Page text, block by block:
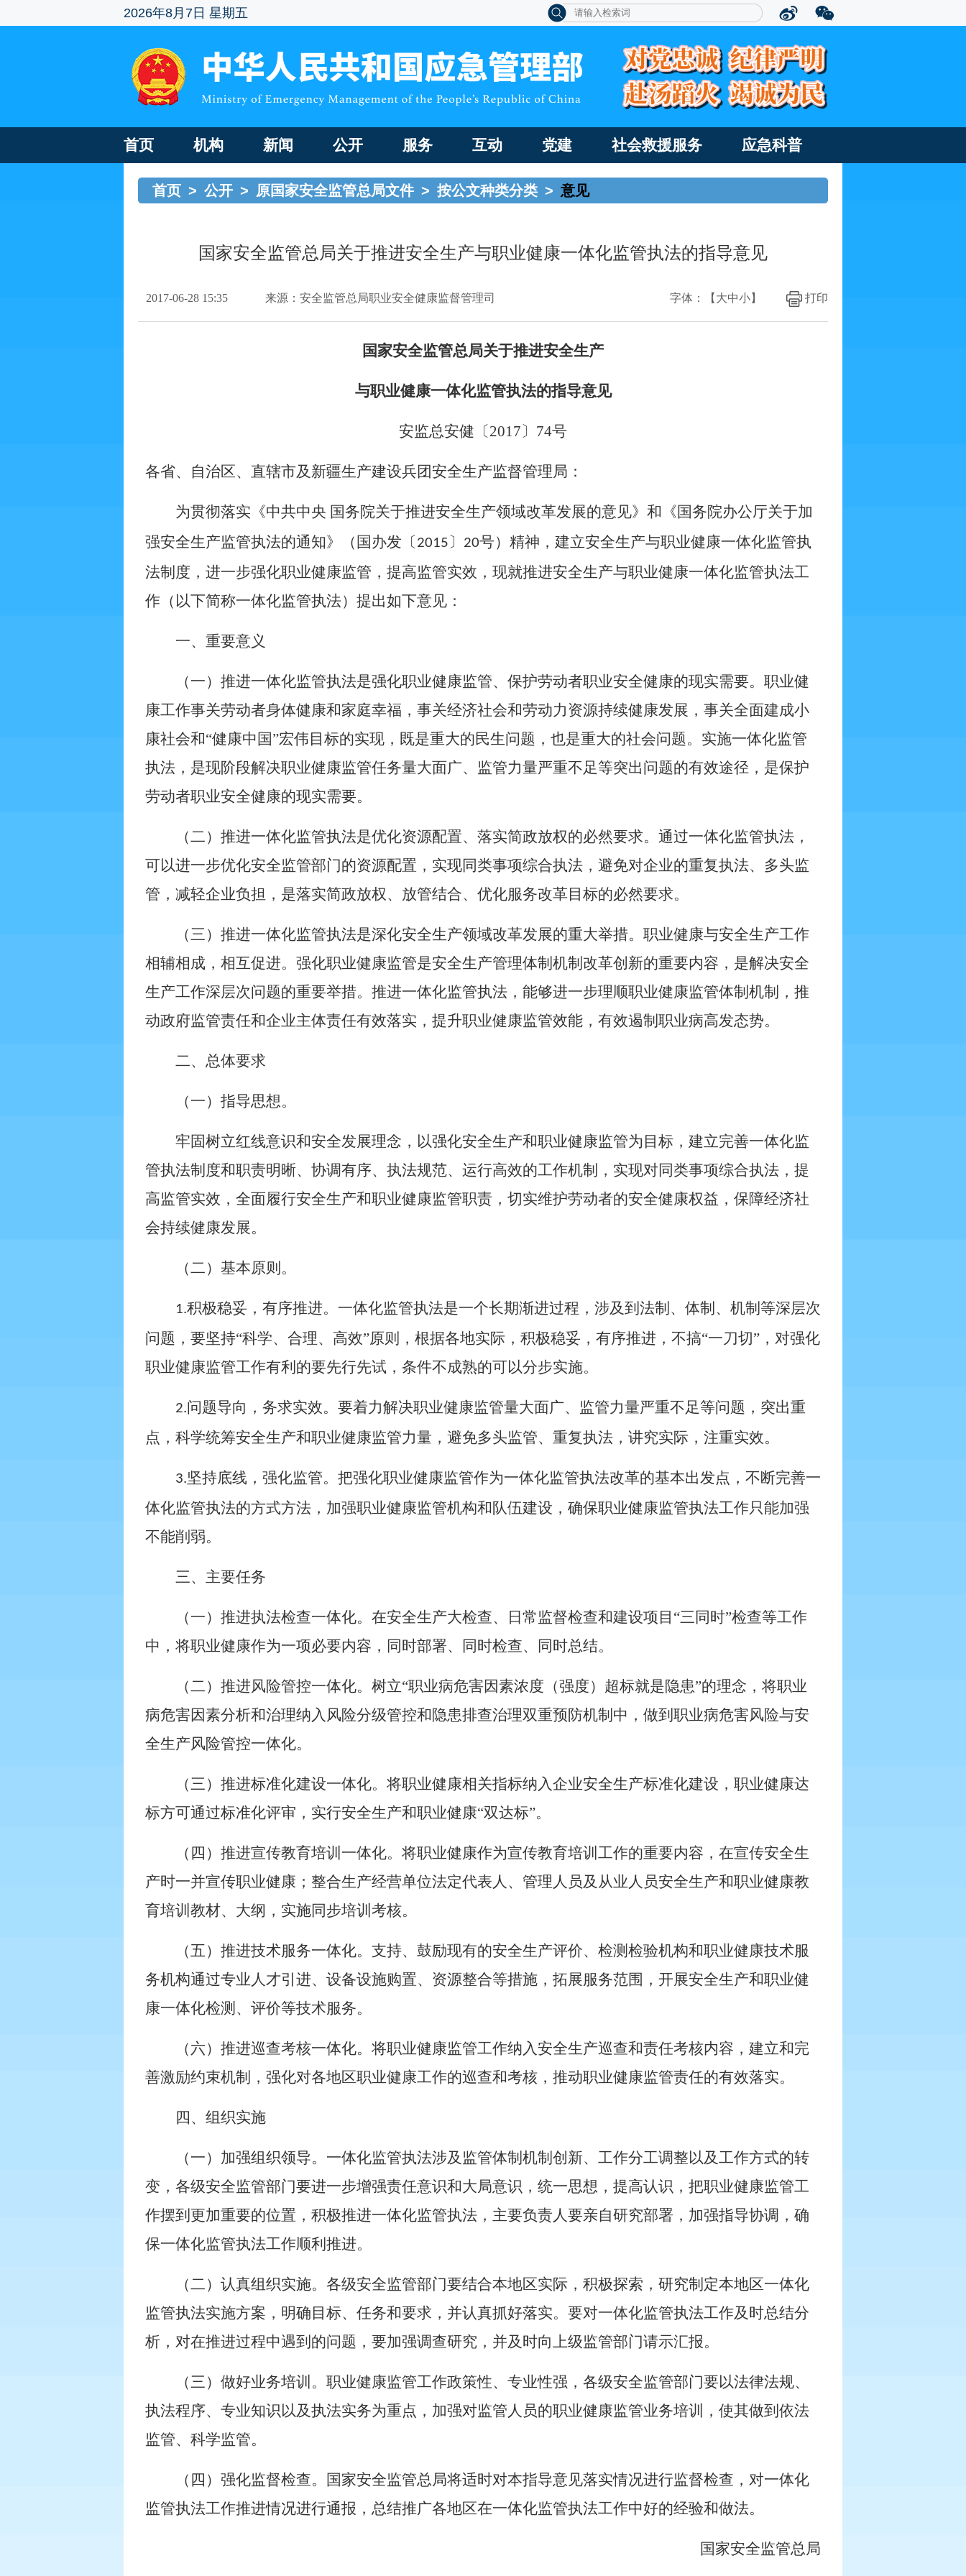
2026年8月7日 星期五
首页 机构 新闻 公开 服务 互动 党建 社会救援服务 应急科普
首页 > 公开 > 原国家安全监管总局文件 > 按公文种类分类 > 意见
国家安全监管总局关于推进安全生产与职业健康一体化监管执法的指导意见
2017-06-28 15:35 来源：安全监管总局职业安全健康监督管理司 打印
字体：【 大中小】
国家安全监管总局关于推进安全生产
与职业健康一体化监管执法的指导意见
安监总安健〔2017〕 74号
各省、自治区、直辖市及新疆生产建设兵团安全生产监督管理局：
为贯彻落实《中共中央 国务院关于推进安全生产领域改革发展的意见》和《国务院办公厅关于加
强安全生产监管执法的通知》（国办发〔2015〕 20号）精神，建立安全生产与职业健康一体化监管执
法制度，进一步强化职业健康监管，提高监管实效，现就推进安全生产与职业健康一体化监管执法工
作（以下简称一体化监管执法）提出如下意见：
一、重要意义
（一）推进一体化监管执法是强化职业健康监管、保护劳动者职业安全健康的现实需要。职业健
康工作事关劳动者身体健康和家庭幸福，事关经济社会和劳动力资源持续健康发展，事关全面建成小
康社会和“健康中国”宏伟目标的实现，既是重大的民生问题，也是重大的社会问题。实施一体化监管
执法，是现阶段解决职业健康监管任务量大面广、监管力量严重不足等突出问题的有效途径，是保护
劳动者职业安全健康的现实需要。
（二）推进一体化监管执法是优化资源配置、落实简政放权的必然要求。通过一体化监管执法，
可以进一步优化安全监管部门的资源配置，实现同类事项综合执法，避免对企业的重复执法、多头监
管，减轻企业负担，是落实简政放权、放管结合、优化服务改革目标的必然要求。
（三）推进一体化监管执法是深化安全生产领域改革发展的重大举措。职业健康与安全生产工作
相辅相成，相互促进。强化职业健康监管是安全生产管理体制机制改革创新的重要内容，是解决安全
生产工作深层次问题的重要举措。推进一体化监管执法，能够进一步理顺职业健康监管体制机制，推
动政府监管责任和企业主体责任有效落实，提升职业健康监管效能，有效遏制职业病高发态势。
二、总体要求
（一）指导思想。
牢固树立红线意识和安全发展理念，以强化安全生产和职业健康监管为目标，建立完善一体化监
管执法制度和职责明晰、协调有序、执法规范、运行高效的工作机制，实现对同类事项综合执法，提
高监管实效，全面履行安全生产和职业健康监管职责，切实维护劳动者的安全健康权益，保障经济社
会持续健康发展。
（二）基本原则。
1.积极稳妥，有序推进。一体化监管执法是一个长期渐进过程，涉及到法制、体制、机制等深层次
问题，要坚持“科学、合理、高效”原则，根据各地实际，积极稳妥，有序推进，不搞“一刀切”，对强化
职业健康监管工作有利的要先行先试，条件不成熟的可以分步实施。
2.问题导向，务求实效。要着力解决职业健康监管量大面广、监管力量严重不足等问题，突出重
点，科学统筹安全生产和职业健康监管力量，避免多头监管、重复执法，讲究实际，注重实效。
3.坚持底线，强化监管。把强化职业健康监管作为一体化监管执法改革的基本出发点，不断完善一
体化监管执法的方式方法，加强职业健康监管机构和队伍建设，确保职业健康监管执法工作只能加强
不能削弱。
三、主要任务
（一）推进执法检查一体化。在安全生产大检查、日常监督检查和建设项目“三同时”检查等工作
中，将职业健康作为一项必要内容，同时部署、同时检查、同时总结。
（二）推进风险管控一体化。树立“职业病危害因素浓度（强度）超标就是隐患”的理念，将职业
病危害因素分析和治理纳入风险分级管控和隐患排查治理双重预防机制中，做到职业病危害风险与安
全生产风险管控一体化。
（三）推进标准化建设一体化。将职业健康相关指标纳入企业安全生产标准化建设，职业健康达
标方可通过标准化评审，实行安全生产和职业健康“双达标”。
（四）推进宣传教育培训一体化。将职业健康作为宣传教育培训工作的重要内容，在宣传安全生
产时一并宣传职业健康；整合生产经营单位法定代表人、管理人员及从业人员安全生产和职业健康教
育培训教材、大纲，实施同步培训考核。
（五）推进技术服务一体化。支持、鼓励现有的安全生产评价、检测检验机构和职业健康技术服
务机构通过专业人才引进、设备设施购置、资源整合等措施，拓展服务范围，开展安全生产和职业健
康一体化检测、评价等技术服务。
（六）推进巡查考核一体化。将职业健康监管工作纳入安全生产巡查和责任考核内容，建立和完
善激励约束机制，强化对各地区职业健康工作的巡查和考核，推动职业健康监管责任的有效落实。
四、组织实施
（一）加强组织领导。一体化监管执法涉及监管体制机制创新、工作分工调整以及工作方式的转
变，各级安全监管部门要进一步增强责任意识和大局意识，统一思想，提高认识，把职业健康监管工
作摆到更加重要的位置，积极推进一体化监管执法，主要负责人要亲自研究部署，加强指导协调，确
保一体化监管执法工作顺利推进。
（二）认真组织实施。各级安全监管部门要结合本地区实际，积极探索，研究制定本地区一体化
监管执法实施方案，明确目标、任务和要求，并认真抓好落实。要对一体化监管执法工作及时总结分
析，对在推进过程中遇到的问题，要加强调查研究，并及时向上级监管部门请示汇报。
（三）做好业务培训。职业健康监管工作政策性、专业性强，各级安全监管部门要以法律法规、
执法程序、专业知识以及执法实务为重点，加强对监管人员的职业健康监管业务培训，使其做到依法
监管、科学监管。
（四）强化监督检查。国家安全监管总局将适时对本指导意见落实情况进行监督检查，对一体化
监管执法工作推进情况进行通报，总结推广各地区在一体化监管执法工作中好的经验和做法。
国家安全监管总局